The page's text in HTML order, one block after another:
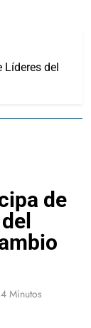
Líderes del
de
4 Minutos